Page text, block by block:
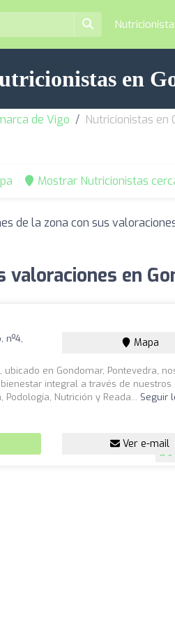
en
de Vigo Nutricionistas en
Mostrar Nutricionistas
de la zona con sus
en
5
nº4,
Mapa
ubicado en Gondomar, Pontevedra,
integral a través de nuestros
Podología, Nutrición y Reada... Seguir
Ver e-mail